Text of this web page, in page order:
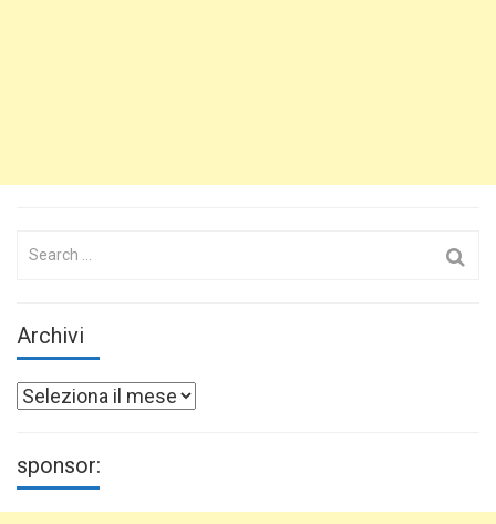
Search
Archivi
Archivi
sponsor: